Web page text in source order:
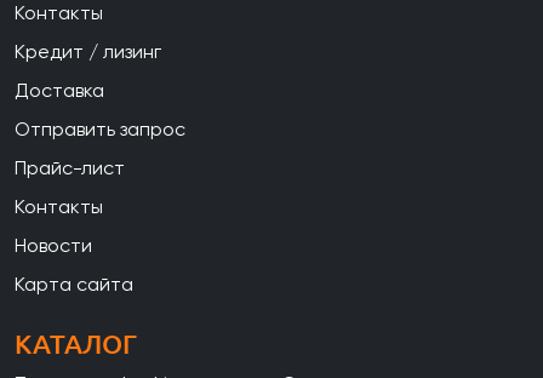
Контакты
Кредит / лизинг
Доставка
Отправить запрос
Прайс-лист
Контакты
Новости
Карта сайта
КАТАЛОГ